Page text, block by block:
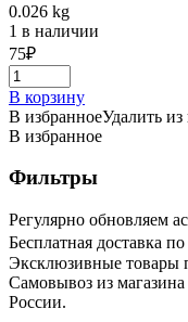
0.026 kg
1 в наличии
75₽
В корзину
В избранноеУдалить из
В избранное
Фильтры
Регулярно обновляем
Бесплатная доставка
Эксклюзивные товары
Самовывоз из магазина
России.